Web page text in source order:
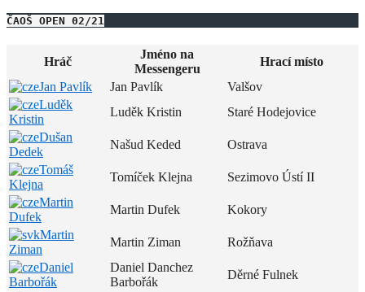
ČAOŠ OPEN 02/21
Hráč
Jméno na
Messengeru
Hrací místo
Jan Pavlík
Jan Pavlík
Valšov
Luděk
Kristin
Luděk Kristin
Staré Hodejovice
Dušan
Dedek
Našud Keded
Ostrava
Tomáš
Klejna
Tomíček Klejna
Sezimovo Ústí II
Martin
Dufek
Martin Dufek
Kokory
Martin
Ziman
Martin Ziman
Rožňava
Daniel
Barbořák
Daniel Danchez
Barbořák
Děrné Fulnek